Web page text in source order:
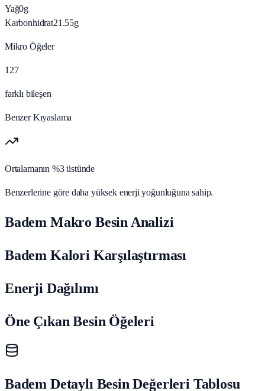
Yağ0g
Karbonhidrat21.55g
Mikro Öğeler
127
farklı bileşen
Benzer Kıyaslama
Ortalamanın %3 üstünde
Benzerlerine göre daha yüksek enerji yoğunluğuna sahip.
Badem Makro Besin Analizi
Badem Kalori Karşılaştırması
Enerji Dağılımı
Öne Çıkan Besin Öğeleri
Badem Detaylı Besin Değerleri Tablosu